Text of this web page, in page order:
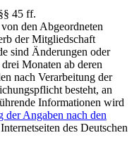
45 ff.
den Abgeordneten
der Mitgliedschaft
sind Änderungen oder
Monaten ab deren
nach Verarbeitung der
besteht, an
Informationen wird
Angaben nach den
des Deutschen